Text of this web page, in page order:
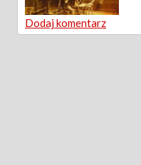
Dodaj komentarz